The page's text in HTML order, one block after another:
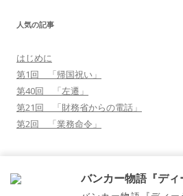
人気の記事
はじめに
第1回 「帰国祝い」
第40回 「左遷」
第21回 「財務省からの電話」
第2回 「業務命令」